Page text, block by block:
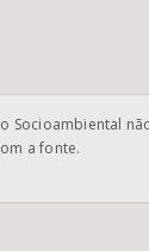
Socioambiental
a fonte.